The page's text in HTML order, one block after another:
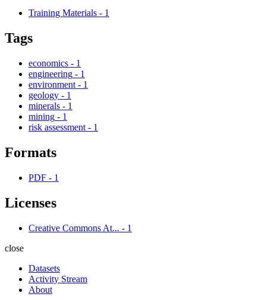
Training Materials - 1
Tags
economics - 1
engineering - 1
environment - 1
geology - 1
minerals - 1
mining - 1
risk assessment - 1
Formats
PDF - 1
Licenses
Creative Commons At... - 1
close
Datasets
Activity Stream
About